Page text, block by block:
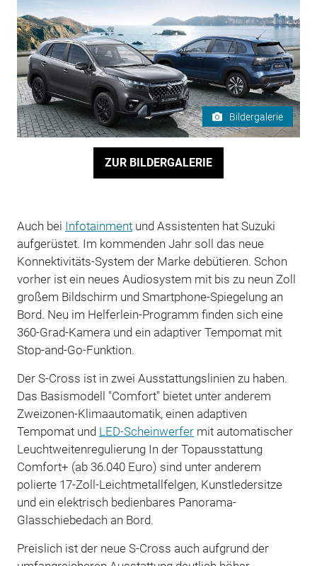
Bildergalerie
ZUR BILDERGALERIE
Auch bei Infotainmentund Assistenten hat Suzuki
aufgerüstet. Im kommenden Jahr soll das neue
Konnektivitäts-System der Marke debütieren. Schon
vorher ist ein neues Audiosystem mit bis zu neun Zoll
großem Bildschirm und Smartphone-Spiegelung an
Bord. Neu im Helferlein-Programm finden sich eine
360-Grad-Kamera und ein adaptiver Tempomat mit
Stop-and-Go-Funktion.
Der S-Cross ist in zwei Ausstattungslinien zu haben.
Das Basismodell "Comfort" bietet unter anderem
Zweizonen-Klimaautomatik, einen adaptiven
Tempomat und LED-Scheinwerfermit automatischer
Leuchtweitenregulierung In der Topausstattung
Comfort+ (ab 36.040 Euro) sind unter anderem
polierte 17-Zoll-Leichtmetallfelgen, Kunstledersitze
und ein elektrisch bedienbares Panorama-
Glasschiebedach an Bord.
Preislich ist der neue S-Cross auch aufgrund der